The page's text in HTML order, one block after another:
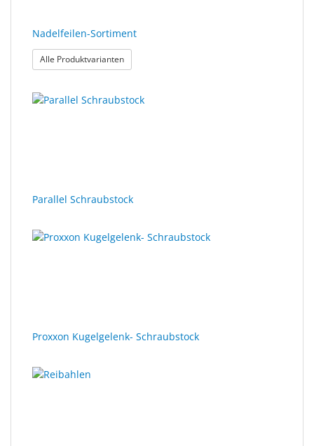
Nadelfeilen-Sortiment
Alle Produktvarianten: Nadelfeilen-Sortiment
Parallel Schraubstock
Proxxon Kugelgelenk- Schraubstock